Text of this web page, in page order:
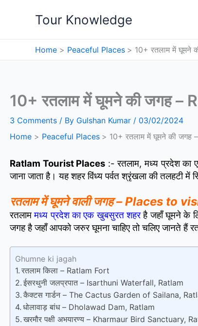
Tour Knowledge
Home Peaceful Places 10+ रतलाम में घूमने
10+ रतलाम में घूमने की जगह
3 Comments / By Gulshan Kumar / 03/02/2024
Home
Peaceful Places 10+ रतलाम में घूमने की
Ratlam Tourist Places :- रतलाम, मध्य प्रदेश का
जाना जाता है। यह शहर विंध्य पर्वत श्रृंखला की
रतलाम में घूमने वाली जगह – Places to
रतलाममध्य प्रदेश का एक खुबसुरत शहरहै जहाँ घूमने के
जगह है जहाँ आपको जरुर घूमना चाहिए तो चलिए जानते
Ghumne ki jagah
रतलाम किला – Ratlam Fort
ईसरथुनी जलप्रपात – Isarthuni Waterfall, Ratlam
कैक्टस गार्डन – The Cactus Garden of Sailana,
धोलावाड़ बांध – Dholawad Dam, Ratlam
खरमौर पक्षी अभयारण्य – Kharmaur Bird Sanctuary,